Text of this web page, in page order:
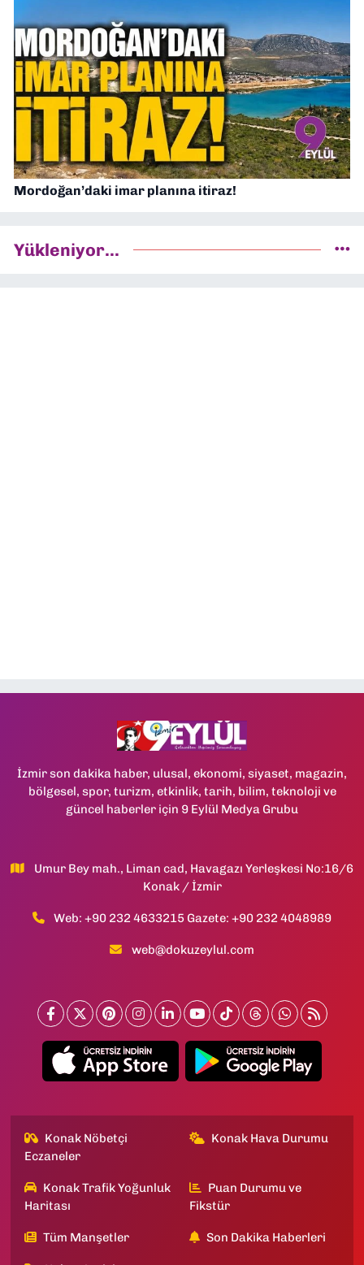
Mordoğan’daki imar planına itiraz!
Yükleniyor...
İzmir son dakika haber, ulusal, ekonomi, siyaset, magazin,
bölgesel, spor, turizm, etkinlik, tarih, bilim, teknoloji ve
güncel haberler için 9 Eylül Medya Grubu
Umur Bey mah., Liman cad, Havagazı Yerleşkesi No:16/6
Konak / İzmir
Web: +90 232 4633215 Gazete: +90 232 4048989
web@dokuzeylul.com
Konak Nöbetçi
Eczaneler
Konak Hava Durumu
Konak Trafik Yoğunluk
Haritası
Puan Durumu ve
Fikstür
Tüm Manşetler Son Dakika Haberleri